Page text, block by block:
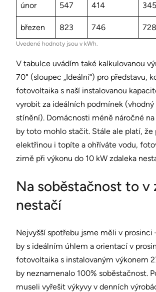
únor 547 414 345
březen 823 746 728
Uvedené hodnoty jsou v kWh.
V tabulce uvádím také kalkulovanou
70° (sloupec „Ideální“) pro představu,
fotovoltaika s naší instalovanou
vyrobit za ideálních podmínek (vhodný
stínění). Domácnosti méně náročné
by toto mohlo stačit. Stále ale platí, že
elektřinou i topíte a ohříváte vodu,
zimě při výkonu do 10 kW zdaleka
Na soběstačnost to v
nestačí
Nejvyšší spotřebu jsme měli v prosinci
by s ideálním úhlem a orientací v
fotovoltaika s instalovaným výkonem
by neznamenalo 100% soběstačnost.
museli vyřešit výkyvy v denních